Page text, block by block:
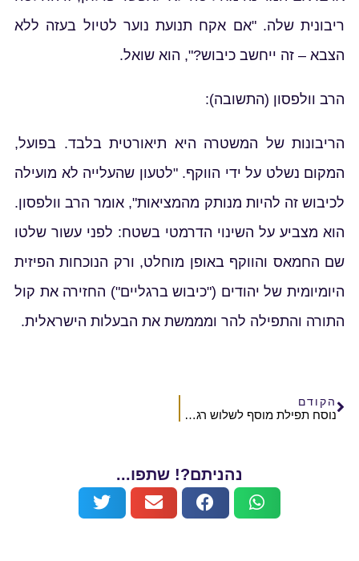
ריבונית שלה. "אם אקח תנועת נוער לטיול בעזה ללא
הצבא – זה ייחשב כיבוש?", הוא שואל.
הרב וולפסון (התשובה):
הריבונות של המשטרה היא תיאורטית בלבד. בפועל,
המקום נשלט על ידי הווקף. "לטעון שהעלייה לא מועילה
לכיבוש זה להיות מנותק מהמציאות", אומר הרב וולפסון.
הוא מצביע על השינוי הדרמטי בשטח: לפני עשור שלטו
שם החמאס והווקף באופן מוחלט, ורק הנוכחות הפיזית
היומיומית של יהודים ("כיבוש ברגליים") החזירה את קול
התורה והתפילה להר ומממשת את הבעלות הישראלית.
הקודם
נוסח תפילת מוסף לשלוש רגלים בהר הבית
נהניתם?! שתפו...